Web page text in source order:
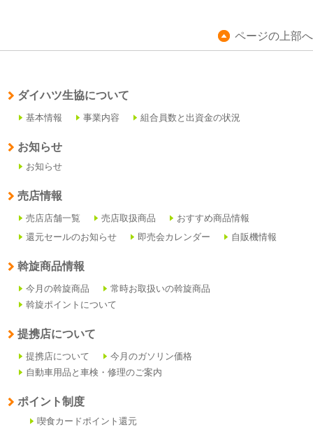
ページの上部へ
ダイハツ生協について
基本情報 事業内容 組合員数と出資金の状況
お知らせ
お知らせ
売店情報
売店店舗一覧 売店取扱商品
おすすめ商品情報
還元セールのお知らせ
即売会カレンダー 自販機情報
斡旋商品情報
今月の斡旋商品
常時お取扱いの斡旋商品
斡旋ポイントについて
提携店について
提携店について
今月のガソリン価格
自動車用品と車検・修理のご案内
ポイント制度
喫食カードポイント還元